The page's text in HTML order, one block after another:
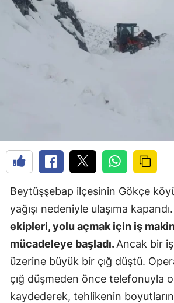
Beytüşşebap ilçesinin Gökçe
yağışı nedeniyle ulaşıma kapandı.
ekipleri, yolu açmak için iş
mücadeleye başladı.Ancak bir
üzerine büyük bir çığ düştü.
çığ düşmeden önce telefonuyla o
kaydederek, tehlikenin